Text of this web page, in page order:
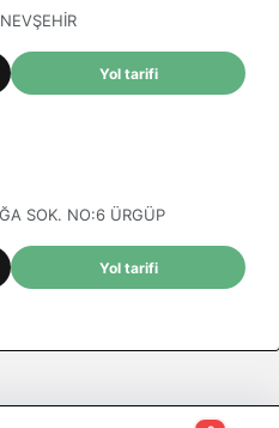
Yol tarifi
SOK. NO:6 ÜRGÜP
Yol tarifi